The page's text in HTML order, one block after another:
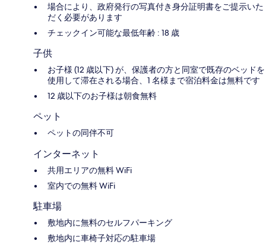
場合により、政府発行の写真付き身分証明書をご提示いた
だく必要があります
チェックイン可能な最低年齢 : 18 歳
子供
お子様 (12 歳以下) が、保護者の方と同室で既存のベッドを
使用して滞在される場合、1 名様まで宿泊料金は無料です
12 歳以下のお子様は朝食無料
ペット
ペットの同伴不可
インターネット
共用エリアの無料 WiFi
室内での無料 WiFi
駐車場
敷地内に無料のセルフパーキング
敷地内に車椅子対応の駐車場